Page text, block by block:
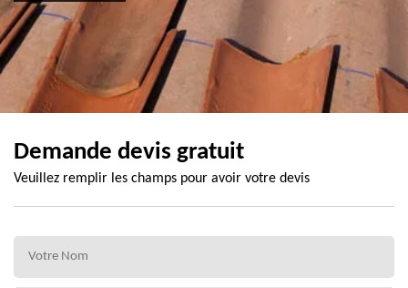
Demande devis gratuit
Veuillez remplir les champs pour avoir votre devis